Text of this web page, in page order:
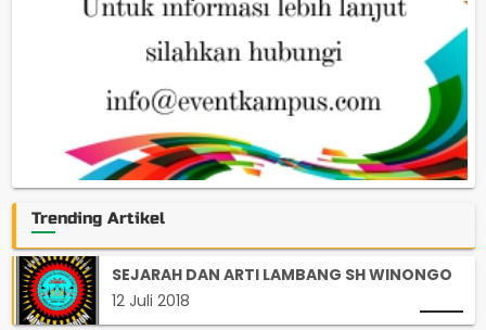
Trending Artikel
SEJARAH DAN ARTI LAMBANG SH WINONGO
12 Juli 2018